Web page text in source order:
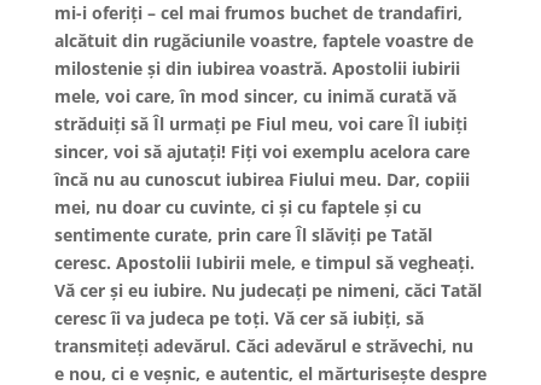
mi-i oferiți – cel mai frumos buchet de trandafiri,
alcătuit din rugăciunile voastre, faptele voastre de
milostenie și din iubirea voastră. Apostolii iubirii
mele, voi care, în mod sincer, cu inimă curată vă
străduiți să Îl urmați pe Fiul meu, voi care Îl iubiți
sincer, voi să ajutați! Fiți voi exemplu acelora care
încă nu au cunoscut iubirea Fiului meu. Dar, copiii
mei, nu doar cu cuvinte, ci și cu faptele și cu
sentimente curate, prin care Îl slăviți pe Tatăl
ceresc. Apostolii Iubirii mele, e timpul să vegheați.
Vă cer și eu iubire. Nu judecați pe nimeni, căci Tatăl
ceresc îi va judeca pe toți. Vă cer să iubiți, să
transmiteți adevărul. Căci adevărul e străvechi, nu
e nou, ci e veșnic, e autentic, el mărturisește despre